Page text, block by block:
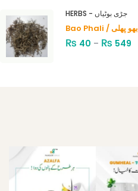
HERBS - جڑی بوٹیاں
Bao Phali / بھو پھلی
₨ 40 – ₨ 549